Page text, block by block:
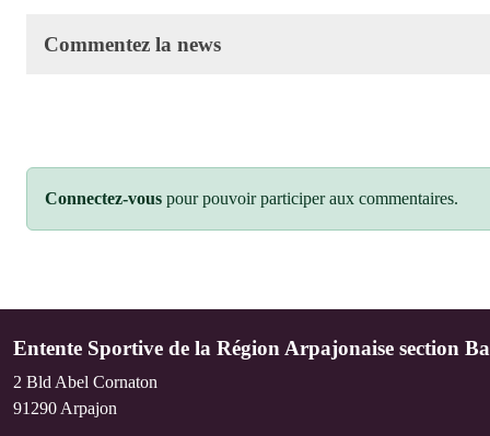
Commentez la news
Connectez-vous pour pouvoir participer aux commentaires.
Entente Sportive de la Région Arpajonaise section
2 Bld Abel Cornaton
91290 Arpajon